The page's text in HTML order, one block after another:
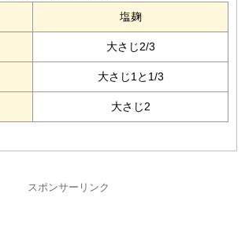
塩麹
大さじ2/3
大さじ1と1/3
大さじ2
スポンサーリンク